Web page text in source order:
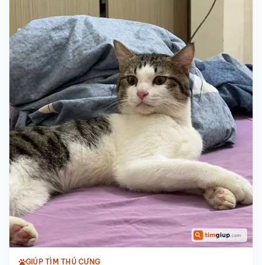
GIÚP TÌM THÚ CƯNG